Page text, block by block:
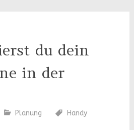
du dein
in der
Planung
Handy